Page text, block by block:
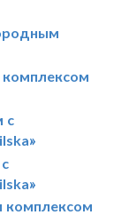
с
комплексом